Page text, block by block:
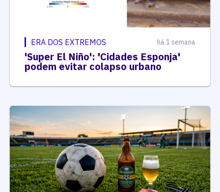
ERA DOS EXTREMOS há 1 semana
'Super El Niño': 'Cidades Esponja'
podem evitar colapso urbano